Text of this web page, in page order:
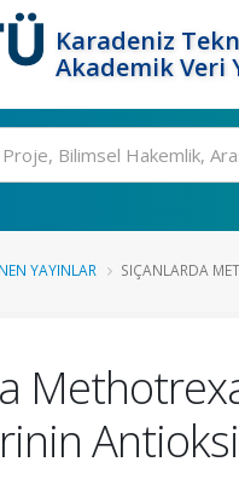
Karadeniz
Akademik Veri
YAYINLAR SIÇANLARDA